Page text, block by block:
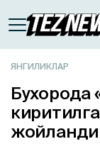
ЯНГИЛИКЛАР
Бухорода
жойланди